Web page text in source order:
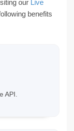
our Live
benefits
API.